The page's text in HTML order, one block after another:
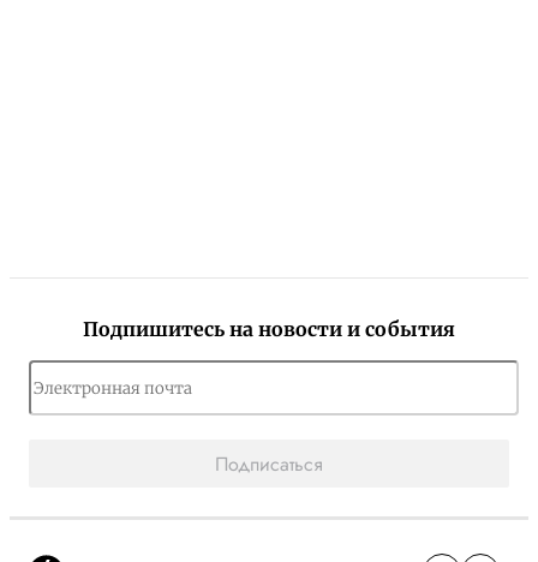
Подпишитесь на новости и события
Подписаться